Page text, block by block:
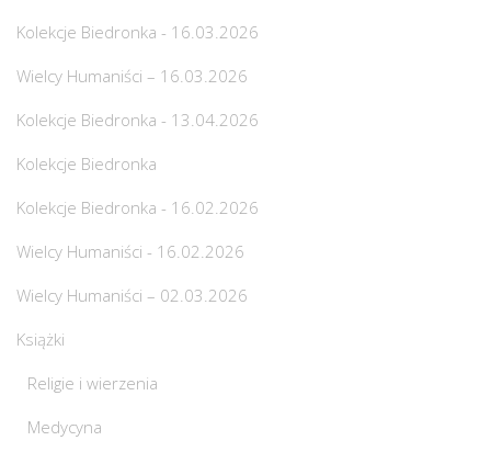
Kolekcje Biedronka - 16.03.2026
Wielcy Humaniści – 16.03.2026
Kolekcje Biedronka - 13.04.2026
Kolekcje Biedronka
Kolekcje Biedronka - 16.02.2026
Wielcy Humaniści - 16.02.2026
Wielcy Humaniści – 02.03.2026
Książki
Religie i wierzenia
Medycyna